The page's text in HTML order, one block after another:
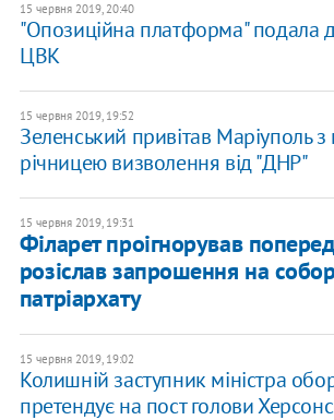
15 червня 2019, 20:40
"Опозиційна платформа" подала
ЦВК
15 червня 2019, 19:52
Зеленський привітав Маріуполь
річницею визволення від "ДНР"
15 червня 2019, 19:31
Філарет проігнорував
розіслав запрошення на
патріархату
15 червня 2019, 19:02
Колишній заступник міністра
претендує на пост голови